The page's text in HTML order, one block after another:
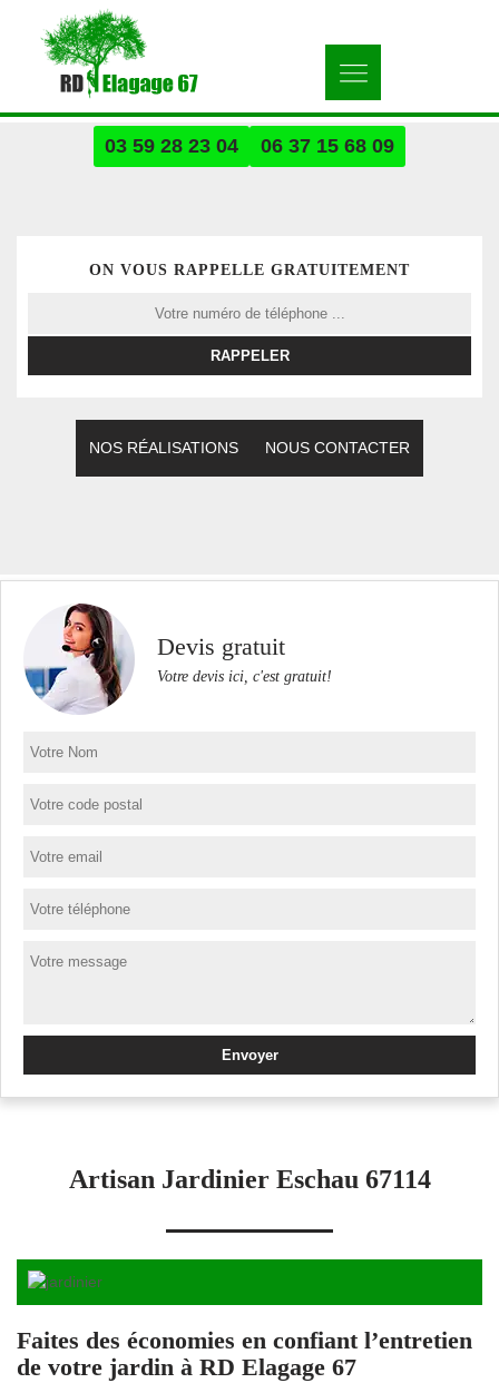
03 59 28 23 04 06 37 15 68 09
ON VOUS RAPPELLE GRATUITEMENT
NOS RÉALISATIONS NOUS CONTACTER
Devis gratuit
Votre devis ici, c'est gratuit!
Artisan Jardinier Eschau 67114
Faites des économies en confiant l’entretien
de votre jardin à RD Elagage 67